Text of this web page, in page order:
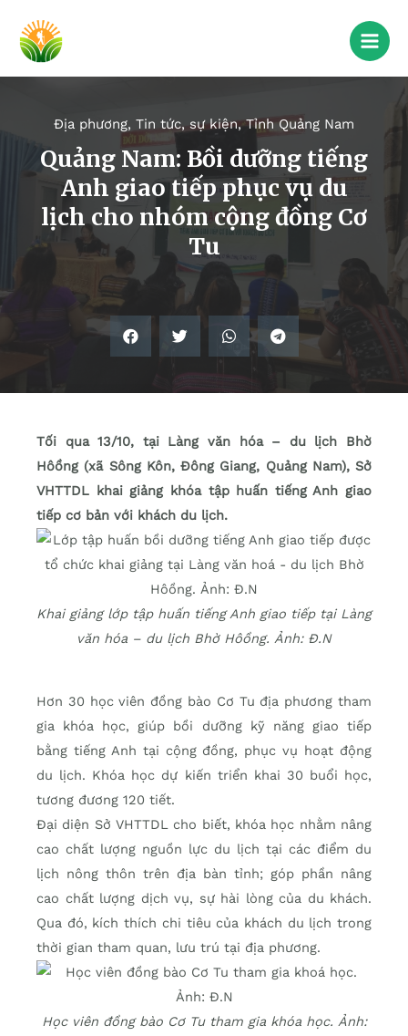
Địa phương, Tin tức, sự kiện,Tỉnh Quảng Nam
Quảng Nam: Bồi dưỡng tiếng
Anh giao tiếp phục vụ du
lịch cho nhóm cộng đồng Cơ
Tu
Tối qua 13/10, tại Làng văn hóa – du lịch Bhờ
Hôồng (xã Sông Kôn, Đông Giang, Quảng Nam), Sở
VHTTDL khai giảng khóa tập huấn tiếng Anh giao
tiếp cơ bản với khách du lịch.
Khai giảng lớp tập huấn tiếng Anh giao tiếp tại Làng
văn hóa – du lịch Bhờ Hôồng. Ảnh: Đ.N
Hơn 30 học viên đồng bào Cơ Tu địa phương tham
gia khóa học, giúp bồi dưỡng kỹ năng giao tiếp
bằng tiếng Anh tại cộng đồng, phục vụ hoạt động
du lịch. Khóa học dự kiến triển khai 30 buổi học,
tương đương 120 tiết.
Đại diện Sở VHTTDL cho biết, khóa học nhằm nâng
cao chất lượng nguồn lực du lịch tại các điểm du
lịch nông thôn trên địa bàn tỉnh; góp phần nâng
cao chất lượng dịch vụ, sự hài lòng của du khách.
Qua đó, kích thích chi tiêu của khách du lịch trong
thời gian tham quan, lưu trú tại địa phương.
Học viên đồng bào Cơ Tu tham gia khóa học. Ảnh: